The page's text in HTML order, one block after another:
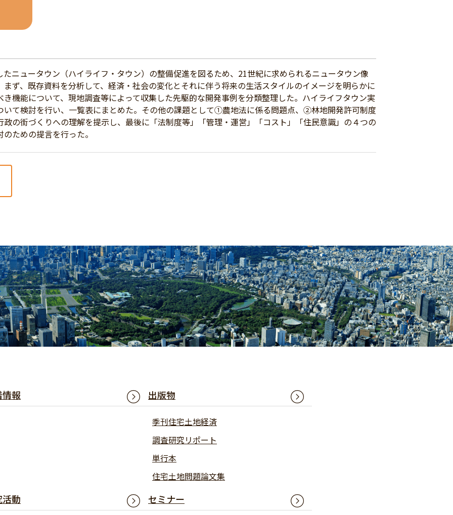
ニュータウン（ハイライフ・タウン）の整備促進を図るため、21世紀に求められるニュータウン像
ず、既存資料を分析して、経済・社会の変化とそれに伴う将来の生活スタイルのイメージを明らかに
機能について、現地調査等によって収集した先駆的な開発事例を分類整理した。ハイライフタウン実
いて検討を行い、一覧表にまとめた。その他の課題として①農地法に係る問題点、②林地開発許可制度
の街づくりへの理解を提示し、最後に「法制度等」「管理・運営」「コスト」「住民意識」の４つの
ための提言を行った。
報 出版物
季刊住宅土地経済
調査研究リポート
単行本
住宅土地問題論文集
動 セミナー